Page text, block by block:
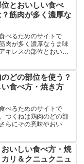
とおいしい食べ
筋肉が多く濃厚な
べるためのサイトで
肉が多く濃厚なうま味
キレスの部位とおいし
情報を紹介・解説して
どの部位を使う？
食べ方・焼き方
べるためのサイトで
つくねは鶏肉のどの部
らにその意味やおいし
ゆる情報を紹介・解説
いしい食べ方・焼
リ＆クニュクニュ